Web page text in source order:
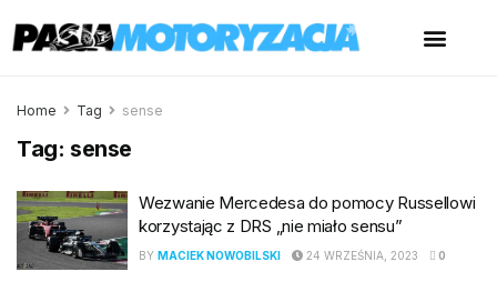
Home Tag sense
Tag: sense
Wezwanie Mercedesa do pomocy Russellowi
korzystając z DRS „nie miało sensu”
BY MACIEK NOWOBILSKI 24 WRZEŚNIA, 2023 0